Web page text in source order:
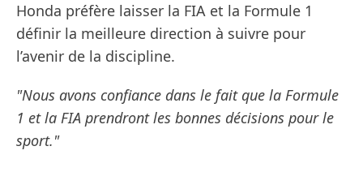
Honda préfère laisser la FIA et la Formule 1
définir la meilleure direction à suivre pour
l’avenir de la discipline.
"Nous avons confiance dans le fait que la Formule
1 et la FIA prendront les bonnes décisions pour le
sport."